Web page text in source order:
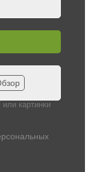
картинки